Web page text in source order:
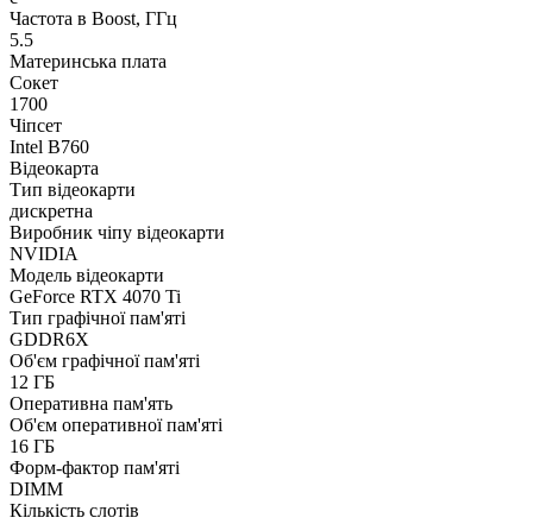
Частота в Boost, ГГц
5.5
Материнська плата
Сокет
1700
Чіпсет
Intel B760
Відеокарта
Тип відеокарти
дискретна
Виробник чіпу відеокарти
NVIDIA
Модель відеокарти
GeForce RTX 4070 Ti
Тип графічної пам'яті
GDDR6X
Об'єм графічної пам'яті
12 ГБ
Оперативна пам'ять
Об'єм оперативної пам'яті
16 ГБ
Форм-фактор пам'яті
DIMM
Кількість слотів